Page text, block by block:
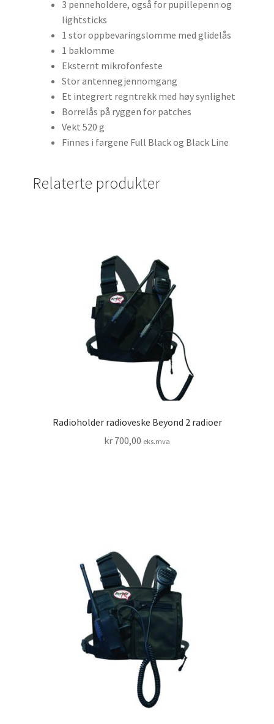
3 penneholdere, også for pupillepenn og
lightsticks
1 stor oppbevaringslomme med glidelås
1 baklomme
Eksternt mikrofonfeste
Stor antennegjennomgang
Et integrert regntrekk med høy synlighet
Borrelås på ryggen for patches
Vekt 520 g
Finnes i fargene Full Black og Black Line
Relaterte produkter
Radioholder radioveske Beyond 2 radioer
kr 700,00 eks.mva